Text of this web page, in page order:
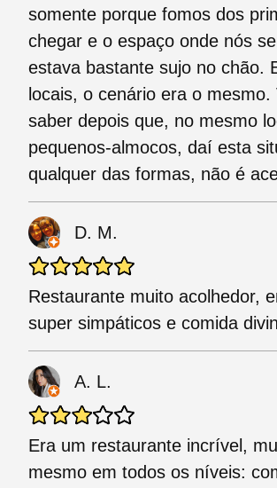
somente porque fomos dos
chegar e o espaço onde nós
estava bastante sujo no chão.
locais, o cenário era o mesmo.
saber depois que, no mesmo
pequenos-almocos, daí esta
qualquer das formas, não é
D. M.
Restaurante muito acolhedor,
super simpáticos e comida
A. L.
Era um restaurante incrível,
mesmo em todos os níveis: